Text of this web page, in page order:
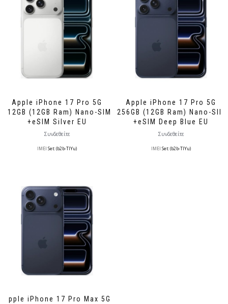
Apple iPhone 17 Pro 5G
512GB (12GB Ram) Nano-SIM
+eSIM Silver EU
Συνδεθείτε
IMEI Set: (b2b-TlYu)
Apple iPhone 17 Pro 5G
256GB (12GB Ram) Nano-SIM
+eSIM Deep Blue EU
Συνδεθείτε
IMEI Set: (b2b-TlYu)
Apple iPhone 17 Pro Max 5G